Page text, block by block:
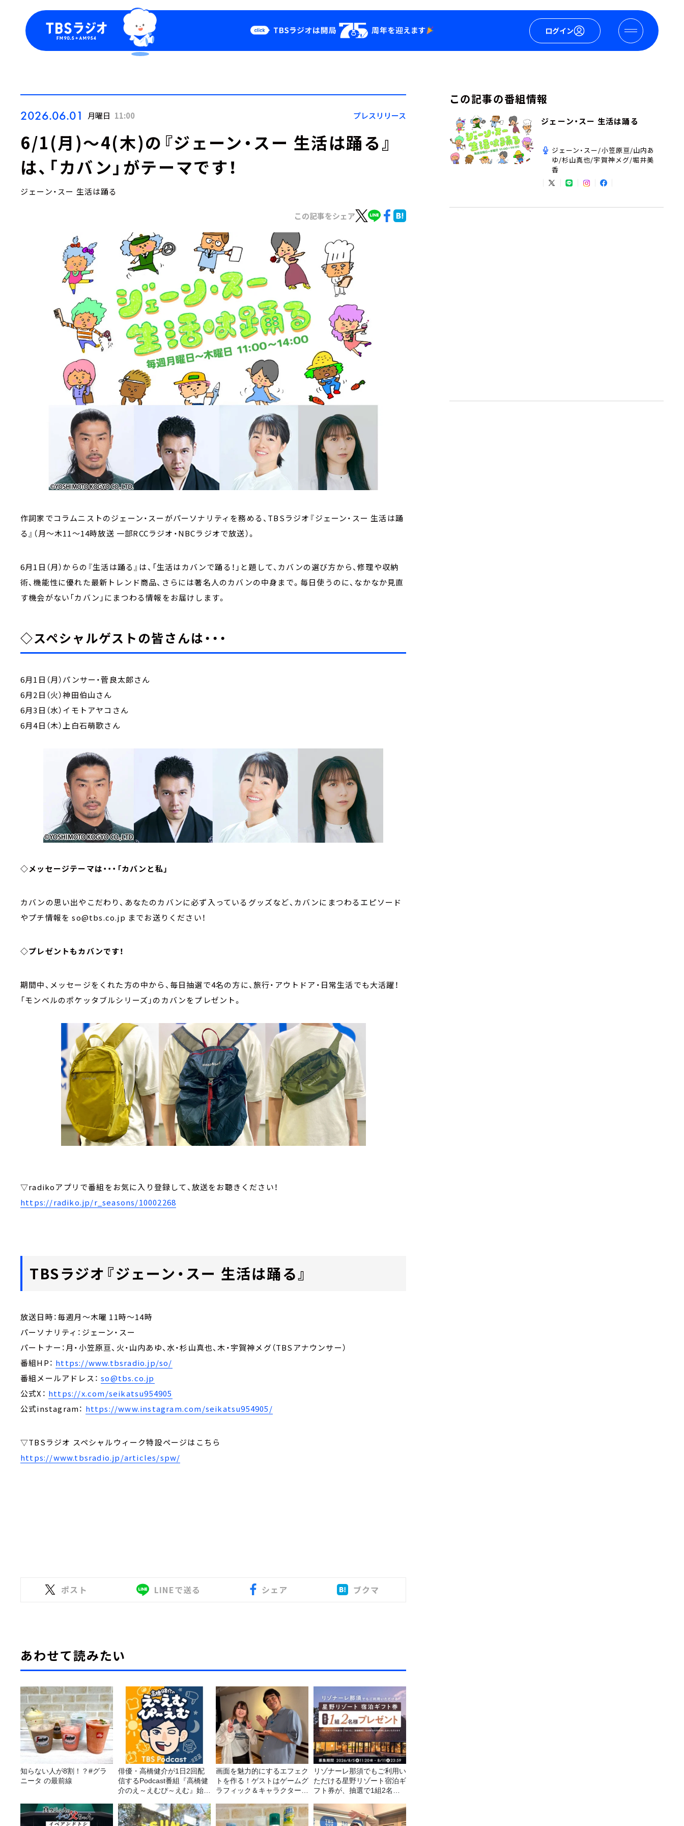
ログイン
Podcast
YouTube
会社情報
2026.06.01 月曜日 11:00 プレスリリース
6/1(月)～4(木)の『ジェーン・スー 生活は踊る』
は、「カバン」がテーマです！
ジェーン・スー 生活は踊る
この記事をシェア
作詞家でコラムニストのジェーン・スーがパーソナリティを務める、TBSラジオ『ジェーン・スー 生活は踊
る』（月～木11～14時放送 一部RCCラジオ・NBCラジオで放送）。
6月1日（月）からの『生活は踊る』は、「生活はカバンで踊る！」と題して、カバンの選び方から、修理や収納
術、機能性に優れた最新トレンド商品、さらには著名人のカバンの中身まで。毎日使うのに、なかなか見直
す機会がない「カバン」にまつわる情報をお届けします。
◇スペシャルゲストの皆さんは・・・
6月1日（月）パンサー・菅良太郎さん
6月2日（火）神田伯山さん
6月3日（水）イモトアヤコさん
6月4日（木）上白石萌歌さん
◇メッセージテーマは・・・「カバンと私」
カバンの思い出やこだわり、あなたのカバンに必ず入っているグッズなど、カバンにまつわるエピソード
やプチ情報を so@tbs.co.jp までお送りください！
◇プレゼントもカバンです！
期間中、メッセージをくれた方の中から、毎日抽選で4名の方に、旅行・アウトドア・日常生活でも大活躍！
「モンベルのポケッタブルシリーズ」のカバンをプレゼント。
▽radikoアプリで番組をお気に入り登録して、放送をお聴きください！
https://radiko.jp/r_seasons/10002268
TBSラジオ『ジェーン・スー 生活は踊る』
放送日時：毎週月～木曜 11時～14時
パーソナリティ：ジェーン・スー
パートナー：月・小笠原亘、火・山内あゆ、水・杉山真也、木・宇賀神メグ（TBSアナウンサー）
番組HP： https://www.tbsradio.jp/so/
番組メールアドレス：so@tbs.co.jp
公式X： https://x.com/seikatsu954905
公式instagram： https://www.instagram.com/seikatsu954905/
▽TBSラジオ スペシャルウィーク特設ページはこちら
https://www.tbsradio.jp/articles/spw/
ポスト LINEで送る シェア ブクマ
あわせて読みたい
知らない人が8割！？#グラ
ニータ の最前線
俳優・高橋健介が1日2回配
信するPodcast番組『高橋健
介のえ～えむぴ～えむ』始ま
画面を魅力的にするエフェク
トを作る！ゲストはゲームグ
ラフィック＆キャラクター専
リゾナーレ那須でもご利用い
ただける星野リゾート宿泊ギ
フト券が、抽選で1組2名様
この記事の番組情報
ジェーン・スー 生活は踊る
ジェーン・スー/小笠原亘/山内あ
ゆ/杉山真也/宇賀神メグ/堀井美
香